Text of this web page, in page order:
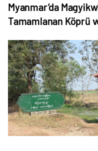
Myanmar’da
Tamamlanan Köprü